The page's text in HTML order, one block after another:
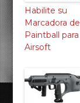
Habilite su
Marcadora de
Paintball para
Airsoft